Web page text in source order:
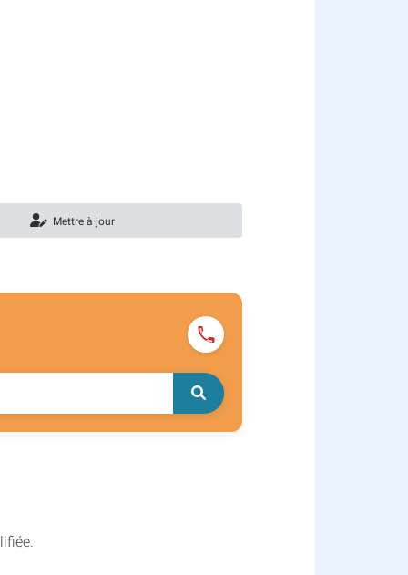
Mettre à jour